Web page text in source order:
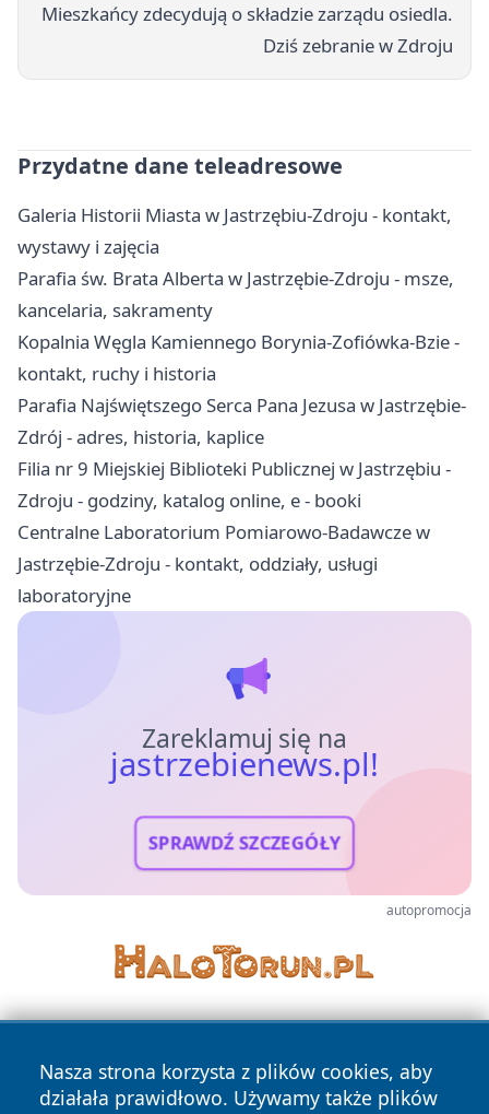
Mieszkańcy zdecydują o składzie zarządu osiedla.
Dziś zebranie w Zdroju
Przydatne dane teleadresowe
Galeria Historii Miasta w Jastrzębiu-Zdroju - kontakt,
wystawy i zajęcia
Parafia św. Brata Alberta w Jastrzębie-Zdroju - msze,
kancelaria, sakramenty
Kopalnia Węgla Kamiennego Borynia-Zofiówka-Bzie -
kontakt, ruchy i historia
Parafia Najświętszego Serca Pana Jezusa w Jastrzębie-
Zdrój - adres, historia, kaplice
Filia nr 9 Miejskiej Biblioteki Publicznej w Jastrzębiu -
Zdroju - godziny, katalog online, e - booki
Centralne Laboratorium Pomiarowo-Badawcze w
Jastrzębie-Zdroju - kontakt, oddziały, usługi
laboratoryjne
Zareklamuj się na
jastrzebienews.pl!
SPRAWDŹ SZCZEGÓŁY
autopromocja
Nasza strona korzysta z plików cookies, aby
działała prawidłowo. Używamy także plików